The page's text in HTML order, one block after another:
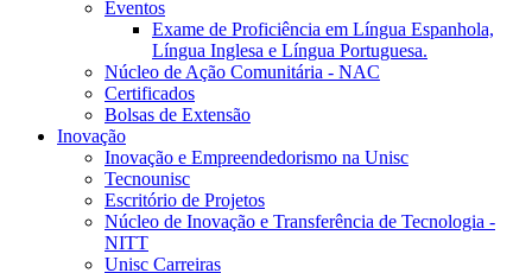
Eventos
Exame de Proficiência em Língua Espanhola,
Língua Inglesa e Língua Portuguesa.
Núcleo de Ação Comunitária - NAC
Certificados
Bolsas de Extensão
Inovação
Inovação e Empreendedorismo na Unisc
Tecnounisc
Escritório de Projetos
Núcleo de Inovação e Transferência de Tecnologia -
NITT
Unisc Carreiras